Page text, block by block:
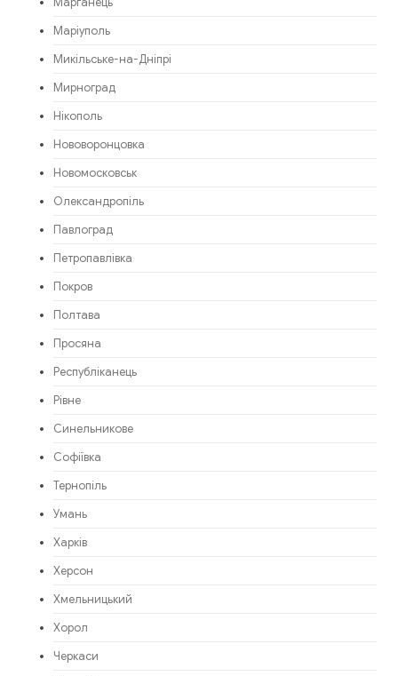
Маріуполь
Микільське-на-Дніпрі
Мирноград
Нікополь
Нововоронцовка
Новомосковськ
Олександропіль
Павлоград
Петропавлівка
Покров
Полтава
Просяна
Республіканець
Рівне
Синельникове
Софіївка
Тернопіль
Умань
Харків
Херсон
Хмельницький
Хорол
Черкаси